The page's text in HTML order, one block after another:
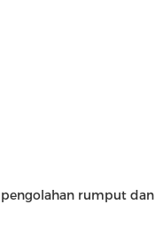
rumput dan